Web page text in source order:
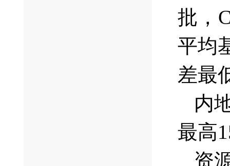
批，
平均
差最
内
最高
资